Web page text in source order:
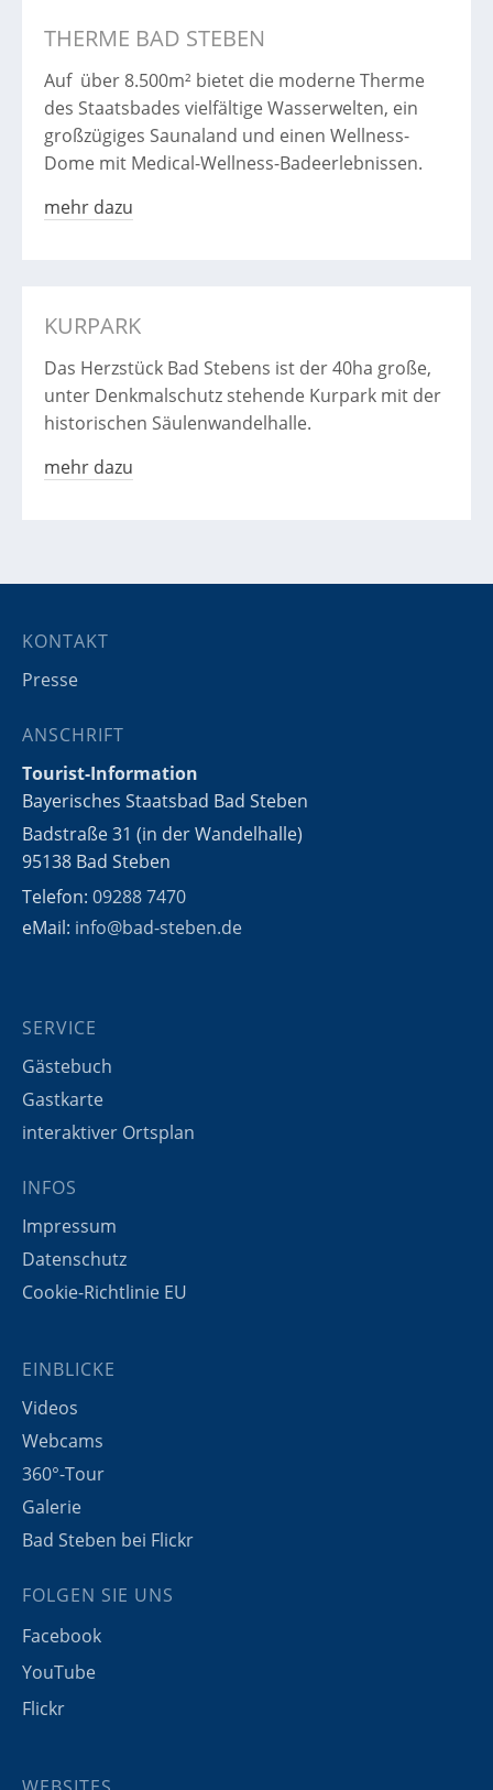
THERME BAD STEBEN
Auf über 8.500m² bietet die moderne Therme
des Staatsbades vielfältige Wasserwelten, ein
großzügiges Saunaland und einen Wellness-
Dome mit Medical-Wellness-Badeerlebnissen.
mehr dazu
KURPARK
Das Herzstück Bad Stebens ist der 40ha große,
unter Denkmalschutz stehende Kurpark mit der
historischen Säulenwandelhalle.
mehr dazu
KONTAKT
Presse
ANSCHRIFT
Tourist-Information
Bayerisches Staatsbad Bad Steben
Badstraße 31 (in der Wandelhalle)
95138 Bad Steben
Telefon: 09288 7470
eMail: info@bad-steben.de
SERVICE
Gästebuch
Gastkarte
interaktiver Ortsplan
INFOS
Impressum
Datenschutz
Cookie-Richtlinie EU
EINBLICKE
Videos
Webcams
360°-Tour
Galerie
Bad Steben bei Flickr
FOLGEN SIE UNS
Facebook
YouTube
Flickr